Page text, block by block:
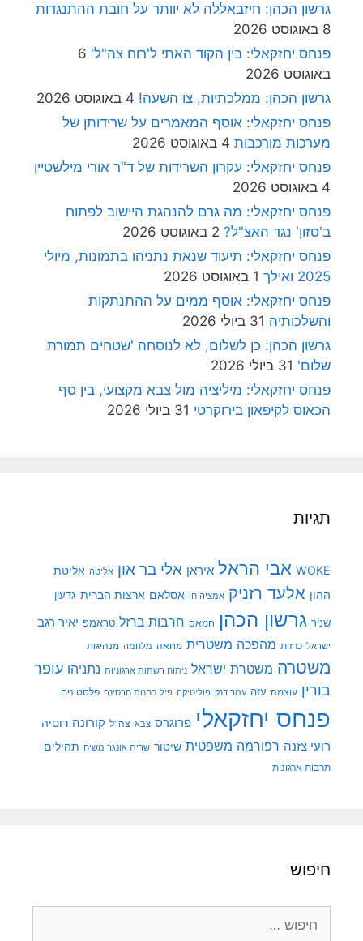
גרשון הכהן: חיזבאללה לא יוותר על חובת ההתנגדות
8 באוגוסט 2026
פנחס יחזקאלי: בין הקוד האתי ל'רוח צה"ל' 6
באוגוסט 2026
גרשון הכהן: ממלכתיות, צו השעה! 4 באוגוסט 2026
פנחס יחזקאלי: אוסף המאמרים על שרידותן של
מערכות מורכבות 4 באוגוסט 2026
פנחס יחזקאלי: עקרון השרידות של ד"ר אורי מילשטיין
4 באוגוסט 2026
פנחס יחזקאלי: מה גרם להנהגת היישוב לפתוח
ב'סזון' נגד האצ"ל? 2 באוגוסט 2026
פנחס יחזקאלי: תיעוד שנאת נתניהו בתמונות, מיולי
2025 ואילך
1 באוגוסט 2026
פנחס יחזקאלי: אוסף ממים על ההתנתקות
והשלכותיה 31 ביולי 2026
גרשון הכהן: כן לשלום, לא לנוסחה 'שטחים תמורת
שלום' 31 ביולי 2026
פנחס יחזקאלי: מיליציה מול צבא מקצועי, בין סף
הכאוס לקיפאון בירוקרטי 31 ביולי 2026
תגיות
WOKE אבי הראל איראן אלי בר און אליטה אליטת
ההון אלעד רזניק אמציה חן אסלאם ארצות הברית גדעון
שניר גרשון הכהן חמאס חרבות ברזל טראמפ יאיר רגב
ישראל כרזות מהפכה משטרית מחאה מלחמה מנהיגות
משטרה משטרת ישראל ניתוח רשתות ארגוניות נתניהו עופר
בורין עוצמה עזה עמר דנק פוליטיקה פיל בחנות חרסינה פלסטינים
פנחס יחזקאלי פרוגרס צבא צה"ל קורונה רוסיה
רועי צזנה רפורמה משפטית שיטור שרית אונגר משיח תהילים
תרבות ארגונית
חיפוש